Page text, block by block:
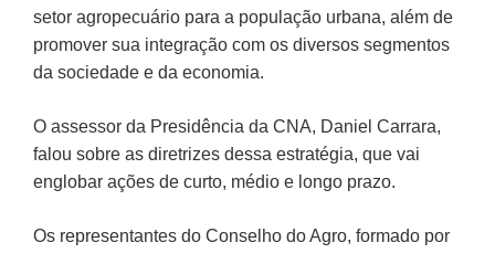
setor agropecuário para a população urbana, além de
promover sua integração com os diversos segmentos
da sociedade e da economia.
O assessor da Presidência da CNA, Daniel Carrara,
falou sobre as diretrizes dessa estratégia, que vai
englobar ações de curto, médio e longo prazo.
Os representantes do Conselho do Agro, formado por